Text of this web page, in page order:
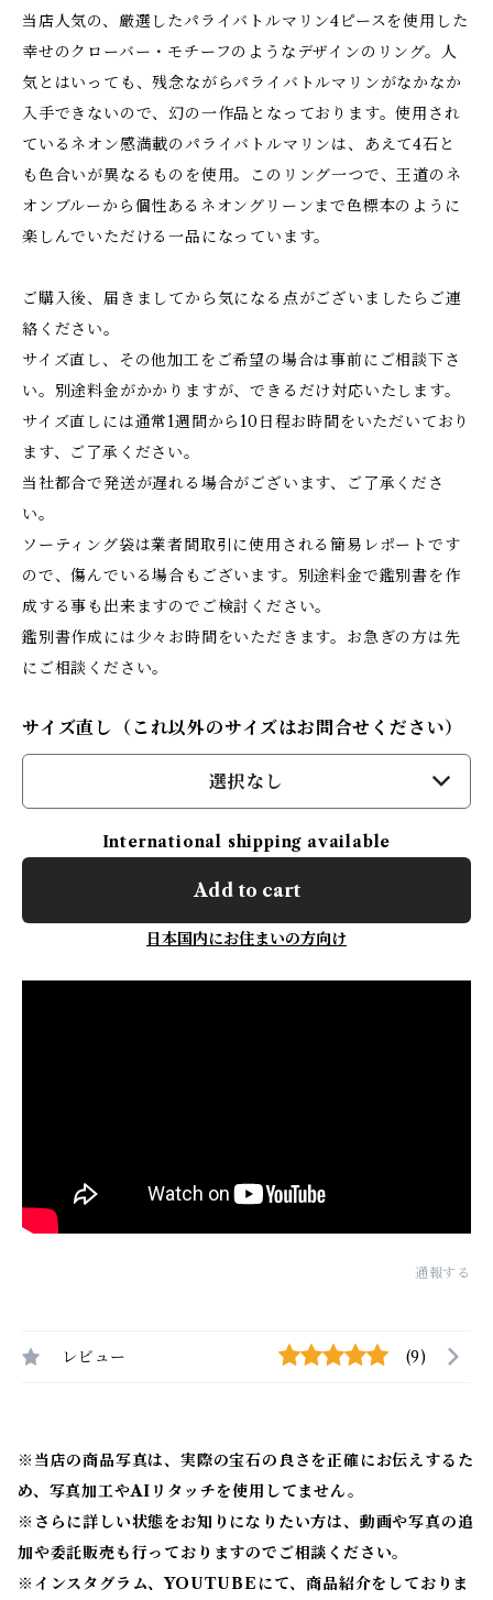
当店人気の、厳選したパライバトルマリン4ピースを使用した
幸せのクローバー・モチーフのようなデザインのリング。人
気とはいっても、残念ながらパライバトルマリンがなかなか
入手できないので、幻の一作品となっております。使用され
ているネオン感満載のパライバトルマリンは、あえて4石と
も色合いが異なるものを使用。このリング一つで、王道のネ
オンブルーから個性あるネオングリーンまで色標本のように
楽しんでいただける一品になっています。
ご購入後、届きましてから気になる点がございましたらご連
絡ください。
サイズ直し、その他加工をご希望の場合は事前にご相談下さ
い。別途料金がかかりますが、できるだけ対応いたします。
サイズ直しには通常1週間から10日程お時間をいただいており
ます、ご了承ください。
当社都合で発送が遅れる場合がございます、ご了承くださ
い。
ソーティング袋は業者間取引に使用される簡易レポートです
ので、傷んでいる場合もございます。別途料金で鑑別書を作
成する事も出来ますのでご検討ください。
鑑別書作成には少々お時間をいただきます。お急ぎの方は先
にご相談ください。
サイズ直し（これ以外のサイズはお問合せください）
選択なし
International shipping available
Add to cart
日本国内にお住まいの方向け
通報する
レビュー (9)
※当店の商品写真は、実際の宝石の良さを正確にお伝えするた
め、写真加工やAIリタッチを使用してません。
※ さらに詳しい状態をお知りになりたい方は、動画や写真の追
加や委託販売も行っておりますのでご相談ください。
※ インスタグラム、YOUTUBEにて、商品紹介をしておりま